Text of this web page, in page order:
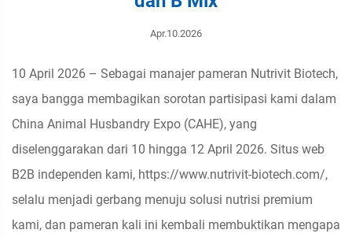
Apr.10.2026
10 April 2026 – Sebagai manajer pameran Nutrivit Biotech,
saya bangga membagikan sorotan partisipasi kami dalam
China Animal Husbandry Expo (CAHE), yang
diselenggarakan dari 10 hingga 12 April 2026. Situs web
B2B independen kami, https://www.nutrivit-biotech.com/,
selalu menjadi gerbang menuju solusi nutrisi premium
kami, dan pameran kali ini kembali membuktikan mengapa